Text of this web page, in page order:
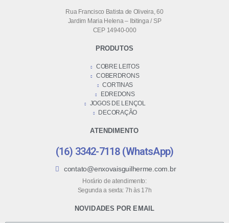
Rua Francisco Batista de Oliveira, 60
Jardim Maria Helena – Ibitinga / SP
CEP 14940-000
PRODUTOS
COBRE LEITOS
COBERDRONS
CORTINAS
EDREDONS
JOGOS DE LENÇOL
DECORAÇÃO
ATENDIMENTO
(16) 3342-7118 (WhatsApp)
contato@enxovaisguilherme.com.br
Horário de atendimento:
Segunda a sexta: 7h às 17h
NOVIDADES POR EMAIL